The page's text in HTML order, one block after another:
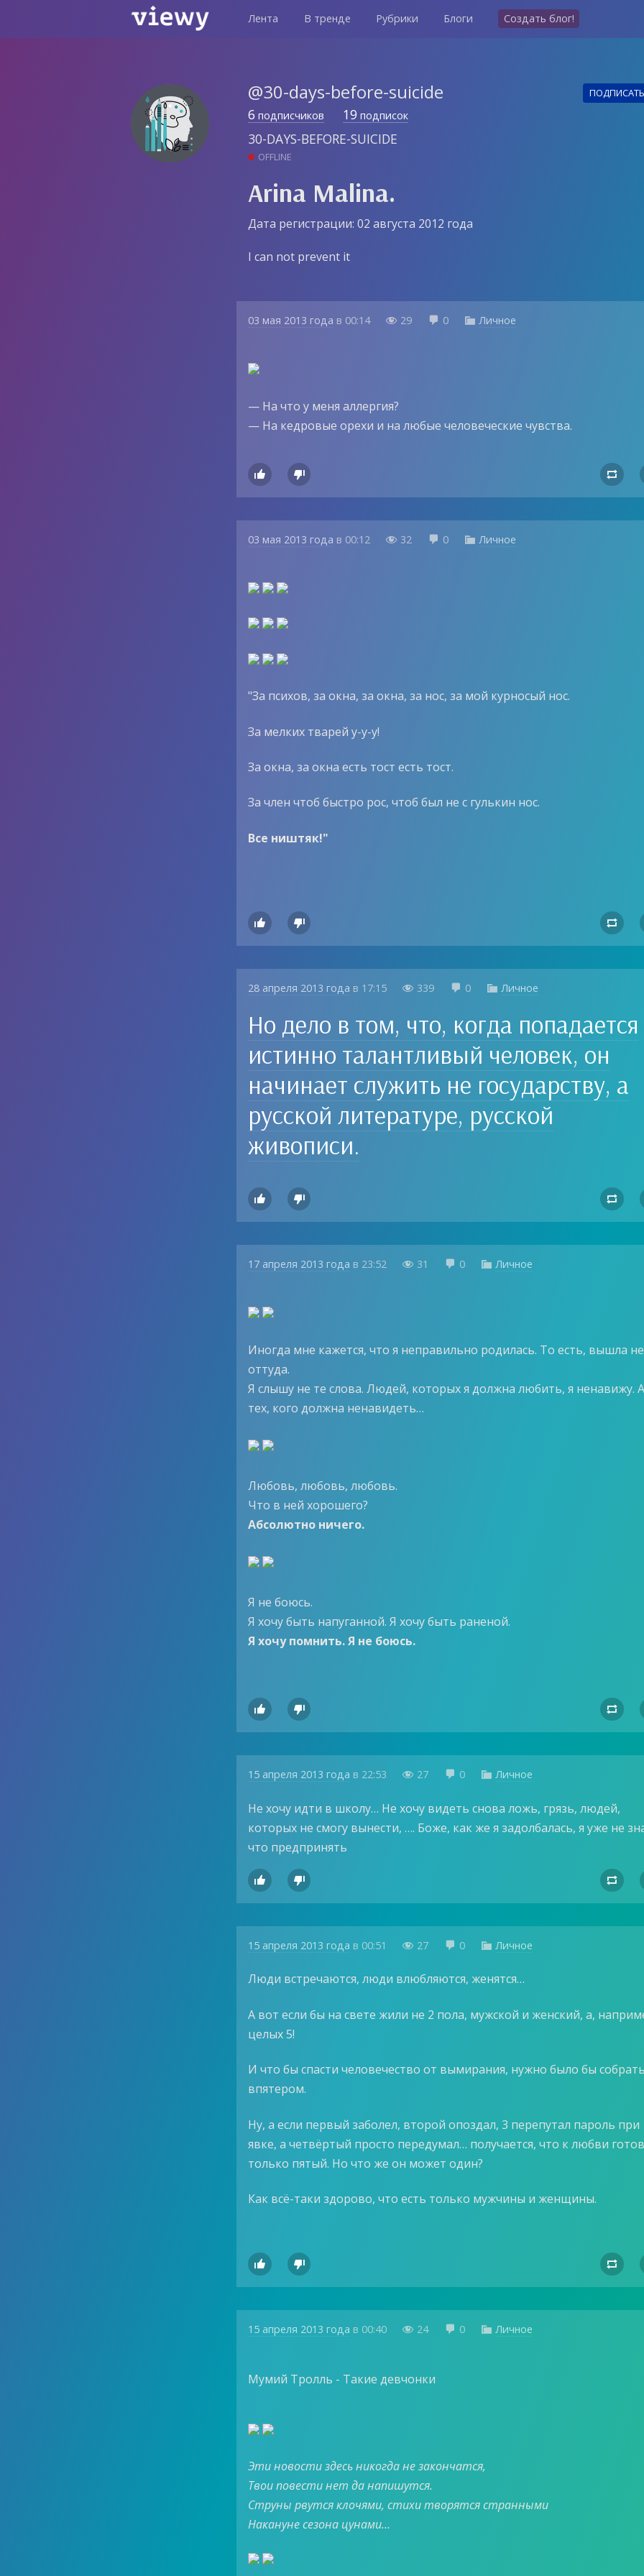
Лента В тренде Рубрики Блоги Создать блог!
@30-days-before-suicide
6 подписчиков 19 подписок
30-DAYS-BEFORE-SUICIDE
OFFLINE
Arina Malina.
Дата регистрации: 02 августа 2012 года
I can not prevent it
03 мая 2013 года в 00:14  29  0  Личное
— На что у меня аллергия?
— На кедровые орехи и на любые человеческие чувства.
  
03 мая 2013 года в 00:12  32  0  Личное
"За психов, за окна, за окна, за нос, за мой курносый нос.
За мелких тварей у-у-у!
За окна, за окна есть тост есть тост.
За член чтоб быстро рос, чтоб был не с гулькин нос.
Все ништяк!"
  
28 апреля 2013 года в 17:15  339  0  Личное
Но дело в том, что, когда попадается
истинно талантливый человек, он
начинает служить не государству, а
русской литературе, русской
живописи.
  
17 апреля 2013 года в 23:52  31  0  Личное
Иногда мне кажется, что я неправильно родилась. То есть, вышла не
оттуда.
Я слышу не те слова. Людей, которых я должна любить, я ненавижу.
тех, кого должна ненавидеть…
Любовь, любовь, любовь.
Что в ней хорошего?
Абсолютно ничего.
Я не боюсь.
Я хочу быть напуганной. Я хочу быть раненой.
Я хочу помнить. Я не боюсь.
  
15 апреля 2013 года в 22:53  27  0  Личное
Не хочу идти в школу… Не хочу видеть снова ложь, грязь, людей,
которых не смогу вынести, …. Боже, как же я задолбалась, я уже не
что предпринять
  
15 апреля 2013 года в 00:51  27  0  Личное
Люди встречаются, люди влюбляются, женятся…
А вот если бы на свете жили не 2 пола, мужской и женский, а,
целых 5!
И что бы спасти человечество от вымирания, нужно было бы
впятером.
Ну, а если первый заболел, второй опоздал, 3 перепутал пароль при
явке, а четвёртый просто передумал… получается, что к любви
только пятый. Но что же он может один?
Как всё-таки здорово, что есть только мужчины и женщины.
  
15 апреля 2013 года в 00:40  24  0  Личное
Мумий Тролль - Такие девчонки
Эти новости здесь никогда не закончатся,
Твои повести нет да напишутся.
Струны рвутся клочями, стихи творятся странными
Накануне сезона цунами…